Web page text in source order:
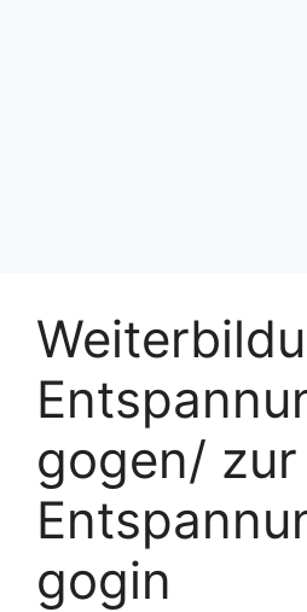
gogen/ zur
gogin